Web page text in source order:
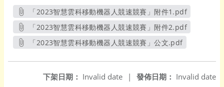
「2023智慧雲科移動機器人競速競賽」附件1.pdf
另開新視窗
「2023智慧雲科移動機器人競速競賽」附件2.pdf
另開新視窗
「2023智慧雲科移動機器人競速競賽」公文.pdf
發佈日期： Invalid date
下架日期： Invalid date
|